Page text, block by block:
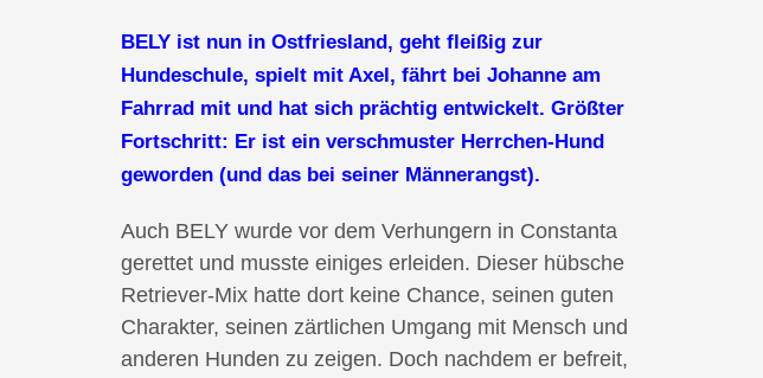
BELY ist nun in Ostfriesland, geht fleißig zur
Hundeschule, spielt mit Axel, fährt bei Johanne am
Fahrrad mit und hat sich prächtig entwickelt. Größter
Fortschritt: Er ist ein verschmuster Herrchen-Hund
geworden (und das bei seiner Männerangst).
Auch BELY wurde vor dem Verhungern in Constanta
gerettet und musste einiges erleiden. Dieser hübsche
Retriever-Mix hatte dort keine Chance, seinen guten
Charakter, seinen zärtlichen Umgang mit Mensch und
anderen Hunden zu zeigen. Doch nachdem er befreit,